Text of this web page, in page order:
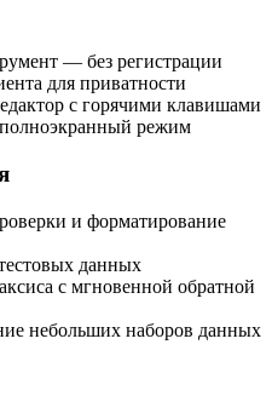
— без регистрации
для приватности
с горячими клавишами
режим
и форматирование
данных
с мгновенной обратной
небольших наборов данных